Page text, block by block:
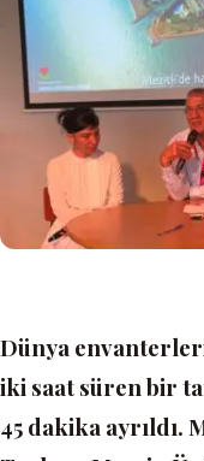
Dünya
iki saat süren bir
45 dakika ayrıldı.